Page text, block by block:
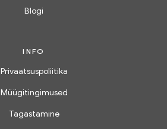
Blogi
INFO
Privaatsuspoliitika
Müügitingimused
Tagastamine